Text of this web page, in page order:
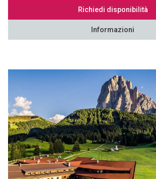
Richiedi disponibilità
Informazioni